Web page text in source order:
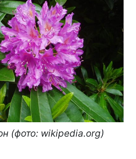
(фото: wikipedia.org)